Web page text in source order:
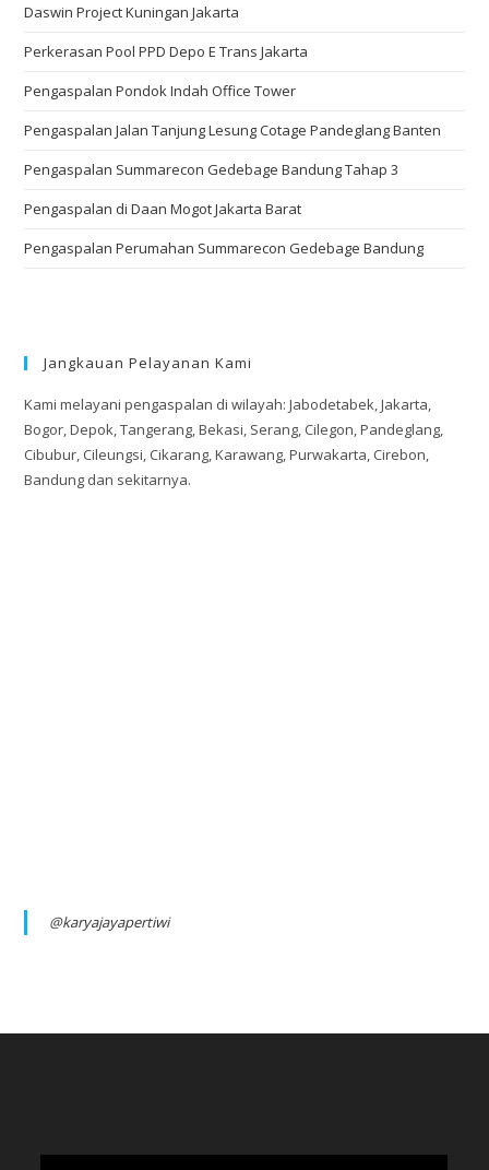
Daswin Project Kuningan Jakarta
Perkerasan Pool PPD Depo E Trans Jakarta
Pengaspalan Pondok Indah Office Tower
Pengaspalan Jalan Tanjung Lesung Cotage Pandeglang Banten
Pengaspalan Summarecon Gedebage Bandung Tahap 3
Pengaspalan di Daan Mogot Jakarta Barat
Pengaspalan Perumahan Summarecon Gedebage Bandung
Jangkauan Pelayanan Kami
Kami melayani pengaspalan di wilayah: Jabodetabek, Jakarta,
Bogor, Depok, Tangerang, Bekasi, Serang, Cilegon, Pandeglang,
Cibubur, Cileungsi, Cikarang, Karawang, Purwakarta, Cirebon,
Bandung dan sekitarnya.
@karyajayapertiwi